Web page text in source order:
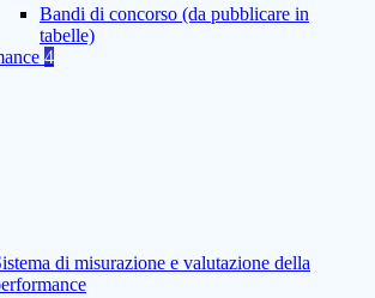
Bandi di concorso (da pubblicare in
tabelle)
4
di misurazione e valutazione della